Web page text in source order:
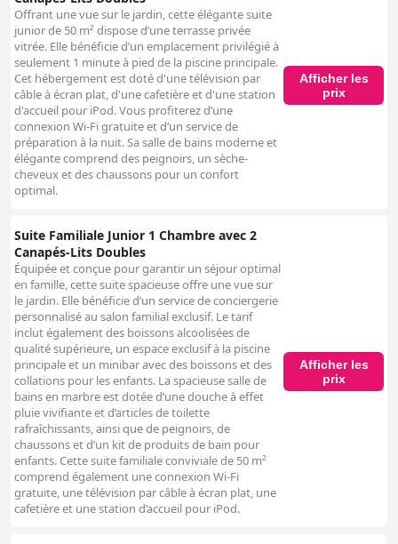
Offrant une vue sur le jardin, cette élégante suite
junior de 50 m² dispose d’une terrasse privée
vitrée. Elle bénéficie d’un emplacement privilégié à
seulement 1 minute à pied de la piscine principale.
Cet hébergement est doté d'une télévision par
câble à écran plat, d'une cafetière et d'une station
d'accueil pour iPod. Vous profiterez d’une
connexion Wi-Fi gratuite et d’un service de
préparation à la nuit. Sa salle de bains moderne et
élégante comprend des peignoirs, un sèche-
cheveux et des chaussons pour un confort
optimal.
Afficher les
prix
Suite Familiale Junior 1 Chambre avec 2
Canapés-Lits Doubles
Équipée et conçue pour garantir un séjour optimal
en famille, cette suite spacieuse offre une vue sur
le jardin. Elle bénéficie d’un service de conciergerie
personnalisé au salon familial exclusif. Le tarif
inclut également des boissons alcoolisées de
qualité supérieure, un espace exclusif à la piscine
principale et un minibar avec des boissons et des
collations pour les enfants. La spacieuse salle de
bains en marbre est dotée d’une douche à effet
pluie vivifiante et d’articles de toilette
rafraîchissants, ainsi que de peignoirs, de
chaussons et d’un kit de produits de bain pour
enfants. Cette suite familiale conviviale de 50 m²
comprend également une connexion Wi-Fi
gratuite, une télévision par câble à écran plat, une
cafetière et une station d’accueil pour iPod.
Afficher les
prix